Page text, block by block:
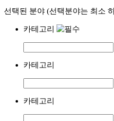
선택된 분야 (선택분야는 최소
카테고리
카테고리
카테고리